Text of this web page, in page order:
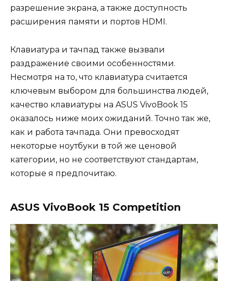
разрешение экрана, а также доступность
расширения памяти и портов HDMI.
Клавиатура и тачпад также вызвали
раздражение своими особенностями.
Несмотря на то, что клавиатура считается
ключевым выбором для большинства людей,
качество клавиатуры на ASUS VivoBook 15
оказалось ниже моих ожиданий. Точно так же,
как и работа тачпада. Они превосходят
некоторые ноутбуки в той же ценовой
категории, но не соответствуют стандартам,
которые я предпочитаю.
ASUS VivoBook 15 Competition